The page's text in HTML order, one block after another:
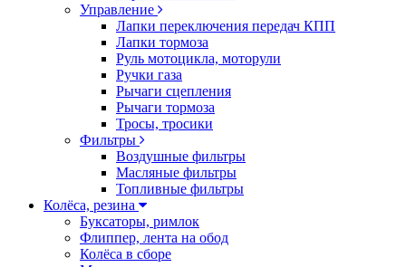
Управление
Лапки переключения передач КПП
Лапки тормоза
Руль мотоцикла, моторули
Ручки газа
Рычаги сцепления
Рычаги тормоза
Тросы, тросики
Фильтры
Воздушные фильтры
Масляные фильтры
Топливные фильтры
Колёса, резина
Буксаторы, римлок
Флиппер, лента на обод
Колёса в сборе